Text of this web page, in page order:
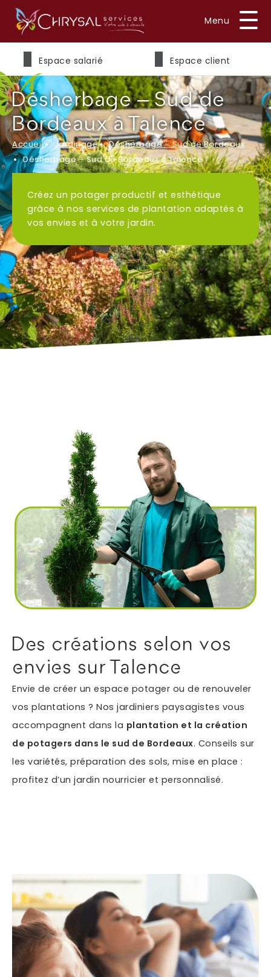
Espace salarié Espace client
Désherbage – Sud de
Bordeaux à Talence
Accueil Jardinage
Désherbage – Sud de Bordeaux
Désherbage – Sud de Bordeaux à Talence
Créez un potager productif et esthétique
grâce à nos services de plantation adaptés à
vos envies et à votre jardin.
Des créations selon vos
envies sur Talence
Envie de créer un espace potager ou de renouveler
vos plantations ? Nos jardiniers paysagistes vous
accompagnent dans la plantation et la création
de potagers dans le sud de Bordeaux. Conseils sur
les variétés, préparation des sols, mise en place :
profitez d’un jardin nourricier et personnalisé.
Prénom*
Nom*
E-mail*
Ville*
Service(s) souhaité(s)
Maintien à domicile
Aide ménagère
Garde d'enfants
Jardinage
Petits travaux de bricolage
Autres services
Informations supplémentaires du besoin
En soumettant ce formulaire, j'accepte que les
de ma demande.*